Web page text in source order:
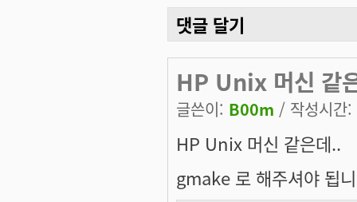
댓글 달기
HP Unix 머신 같
글쓴이: B00m / 작성시간
HP Unix 머신 같은데..
gmake 로 해주셔야 됩